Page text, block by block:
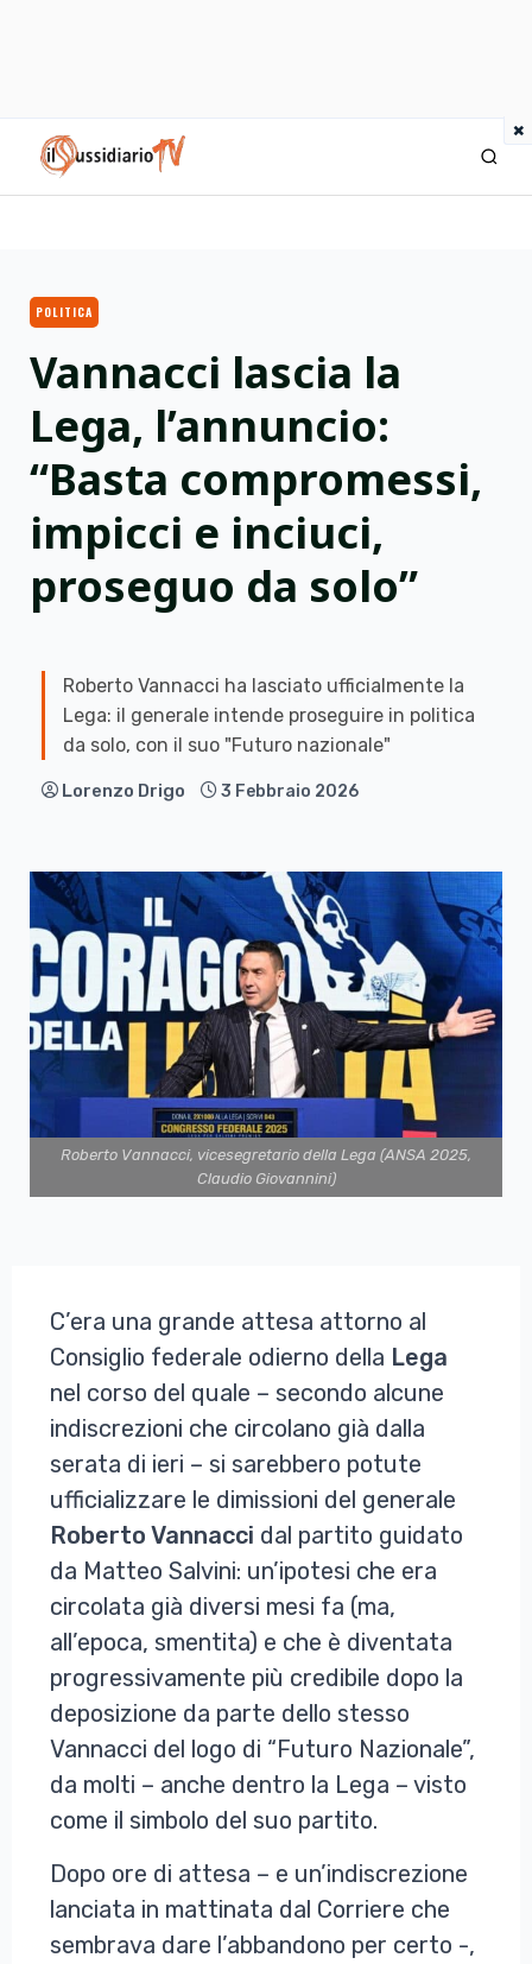
×
IlSussidiario TV
POLITICA
Vannacci lascia la
Lega, l’annuncio:
“Basta compromessi,
impicci e inciuci,
proseguo da solo”
Roberto Vannacci ha lasciato ufficialmente la
Lega: il generale intende proseguire in politica
da solo, con il suo "Futuro nazionale"
Lorenzo Drigo 3 Febbraio 2026
Roberto Vannacci, vicesegretario della Lega (ANSA 2025,
Claudio Giovannini)
C’era una grande attesa attorno al
Consiglio federale odierno della Lega
nel corso del quale – secondo alcune
indiscrezioni che circolano già dalla
serata di ieri – si sarebbero potute
ufficializzare le dimissioni del generale
Roberto Vannacci dal partito guidato
da Matteo Salvini: un’ipotesi che era
circolata già diversi mesi fa (ma,
all’epoca, smentita) e che è diventata
progressivamente più credibile dopo la
deposizione da parte dello stesso
Vannacci del logo di “Futuro Nazionale”,
da molti – anche dentro la Lega – visto
come il simbolo del suo partito.
Dopo ore di attesa – e un’indiscrezione
lanciata in mattinata dal Corriere che
sembrava dare l’abbandono per certo -,